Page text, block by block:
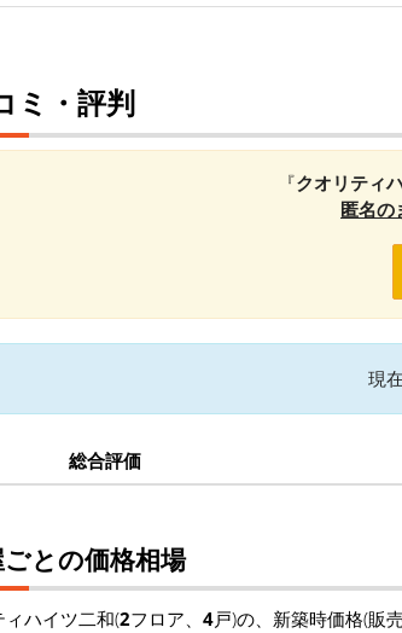
ミ・評判
『クオリティ
匿名の
現
総合評価
との価格相場
ィハイツ二和(2フロア、 4戸)の、新築時価格(販